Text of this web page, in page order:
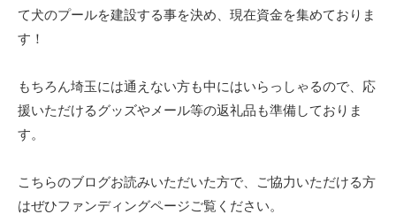
て犬のプールを建設する事を決め、現在資金を集めておりま
す！
もちろん埼玉には通えない方も中にはいらっしゃるので、応
援いただけるグッズやメール等の返礼品も準備しておりま
す。
こちらのブログお読みいただいた方で、ご協力いただける方
はぜひファンディングページご覧ください。